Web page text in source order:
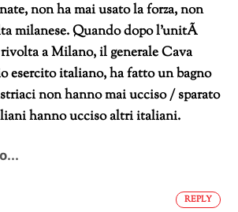
non ha mai usato la forza, non
milanese. Quando dopo l’unitÃ
a Milano, il generale Cava
esercito italiano, ha fatto un bagno
non hanno mai ucciso / sparato
hanno ucciso altri italiani.
REPLY